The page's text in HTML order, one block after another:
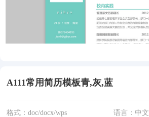
A111常用简历模板青,灰,蓝
格式：doc/docx/wps
语言：中文